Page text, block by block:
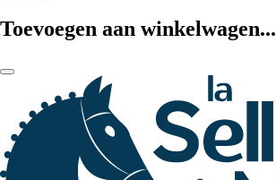
Toevoegen aan winkelwagen...